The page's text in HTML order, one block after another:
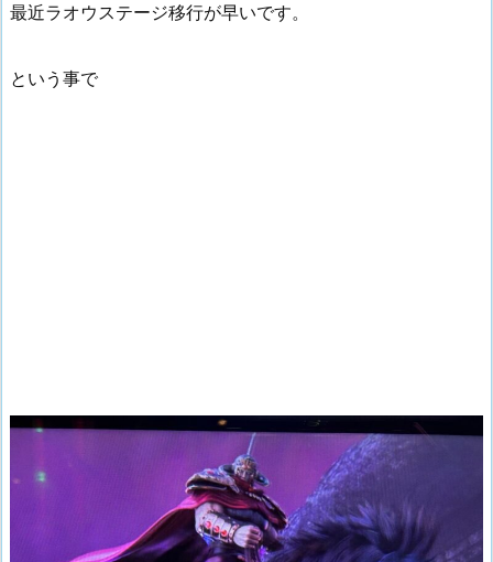
最近ラオウステージ移行が早いです。
という事で